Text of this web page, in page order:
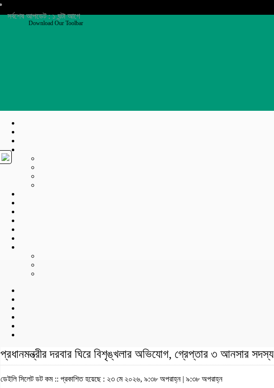
সর্বশেষ আপডেট : ১ ঘন্টা আগে
Download Our Toolbar
প্রধানমন্ত্রীর দরবার ঘিরে বিশৃঙ্খলার অভিযোগ, গ্রেপ্তার ৩ আনসার সদস্য
ডেইলি সিলেট ডট কম :: প্রকাশিত হয়েছে : ২৩ মে ২০২৬, ৯:৩৮ অপরাহ্ন | ৯:৩৮ অপরাহ্ন